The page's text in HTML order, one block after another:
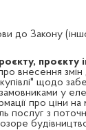
до Закону
проєкту
внесення
щодо
у
про ціни на
послуг з